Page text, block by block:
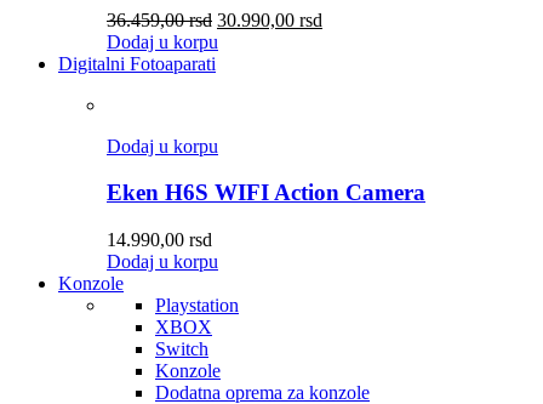
36.459,00rsd 30.990,00 rsd
Dodaj u korpu
Digitalni Fotoaparati
Dodaj u korpu
Eken H6S WIFI Action Camera
14.990,00 rsd
Dodaj u korpu
Konzole
Playstation
XBOX
Switch
Konzole
Dodatna oprema za konzole